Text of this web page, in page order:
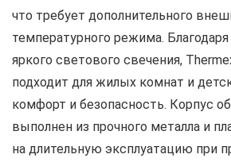
что требует дополнительного
температурного режима.
яркого светового свечения,
подходит для жилых комнат и
комфорт и безопасность. Корпус
выполнен из прочного металла и
на длительную эксплуатацию при